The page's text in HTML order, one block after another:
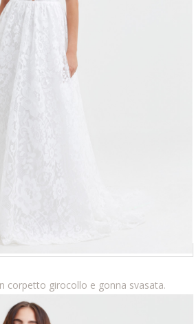
corpetto girocollo e gonna svasata.